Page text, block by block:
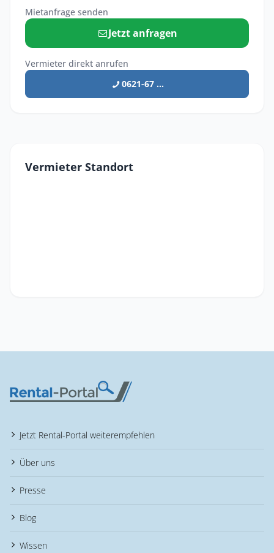
Mietanfrage senden
Jetzt anfragen
Vermieter direkt anrufen
0621-67 ...
Vermieter Standort
Jetzt Rental-Portal weiterempfehlen
Über uns
Presse
Blog
Wissen